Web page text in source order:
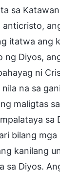
sa
anticristo,
itatwa ang
ng Diyos,
ni
na sa
maligtas
sa
bilang mga
kanilang
sa Diyos.